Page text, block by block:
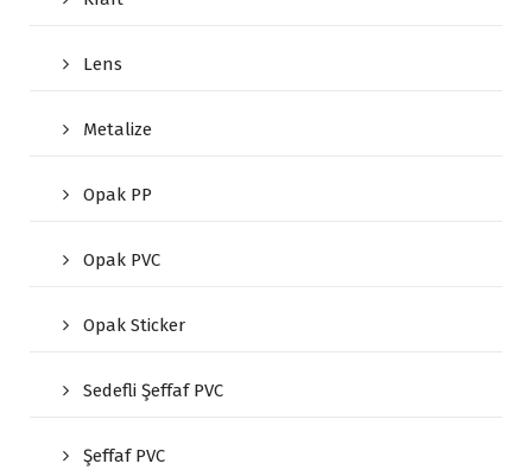
Lens
Metalize
Opak PP
Opak PVC
Opak Sticker
Sedefli Şeffaf PVC
Şeffaf PVC